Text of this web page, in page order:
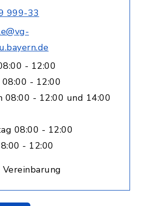
999-33
- 12:00
- 12:00
08:00 - 12:00 und 14:00
08:00 - 12:00
- 12:00
Vereinbarung